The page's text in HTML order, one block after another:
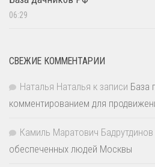
06:29
СВЕЖИЕ КОММЕНТАРИИ
Наталья Наталья к записи База
комментированием для
Камиль Маратович Бадрутдинов
обеспеченных людей Москвы